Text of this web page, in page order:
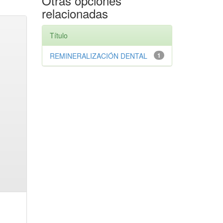
relacionadas
Título
1
REMINERALIZACIÓN DENTAL